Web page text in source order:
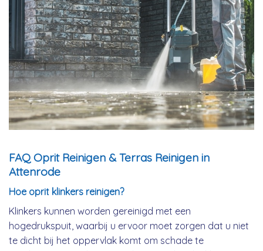
FAQ Oprit Reinigen & Terras Reinigen in
Attenrode
Hoe oprit klinkers reinigen?
Klinkers kunnen worden gereinigd met een
hogedrukspuit, waarbij u ervoor moet zorgen dat u niet
te dicht bij het oppervlak komt om schade te